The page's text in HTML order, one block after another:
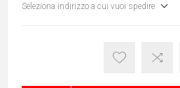
Seleziona indirizzo a cui vuoi spedire